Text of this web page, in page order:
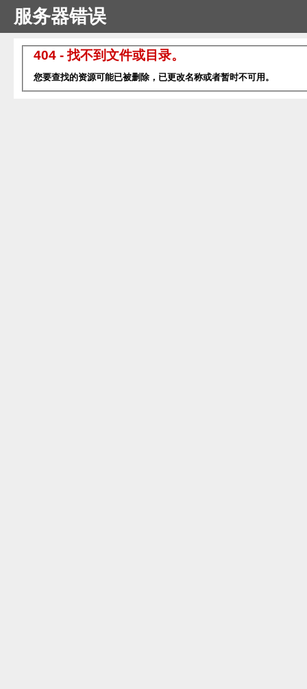
服务器错误
404 - 找不到文件或目录。
您要查找的资源可能已被删除，已更改名称或者暂时不可用。